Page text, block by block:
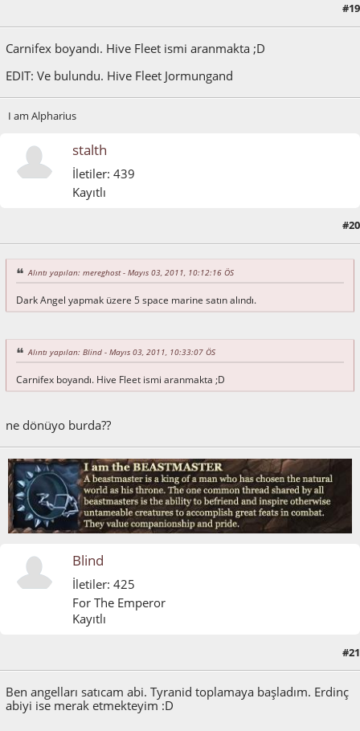
: Mayıs 04, 2011, 12:22:58 ÖÖ Blind#19
Carnifex boyandı. Hive Fleet ismi aranmakta ;D
EDIT: Ve bulundu. Hive Fleet Jormungand
I am Alpharius
stalth
İletiler: 439
Kayıtlı
#20
Alıntı yapılan: mereghost - Mayıs 03, 2011, 10:12:16 ÖS
Dark Angel yapmak üzere 5 space marine satın alındı.
Alıntı yapılan: Blind - Mayıs 03, 2011, 10:33:07 ÖS
Carnifex boyandı. Hive Fleet ismi aranmakta ;D
ne dönüyo burda??
Blind
İletiler: 425
For The Emperor
Kayıtlı
#21
Ben angelları satıcam abi. Tyranid toplamaya başladım. Erdinç
abiyi ise merak etmekteyim :D